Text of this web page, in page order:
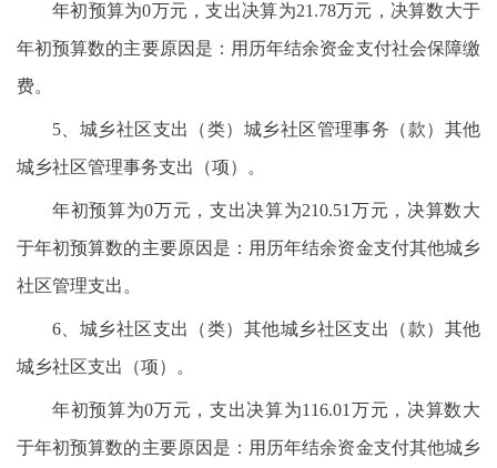
年初预算为0万元，支出决算为21.78万元，决算数大于
年初预算数的主要原因是：用历年结余资金支付社会保障缴
费。
5、城乡社区支出（类）城乡社区管理事务（款）其他
城乡社区管理事务支出（项）。
年初预算为0万元，支出决算为210.51万元，决算数大
于年初预算数的主要原因是：用历年结余资金支付其他城乡
社区管理支出。
6、城乡社区支出（类）其他城乡社区支出（款）其他
城乡社区支出（项）。
年初预算为0万元，支出决算为116.01万元，决算数大
于年初预算数的主要原因是：用历年结余资金支付其他城乡